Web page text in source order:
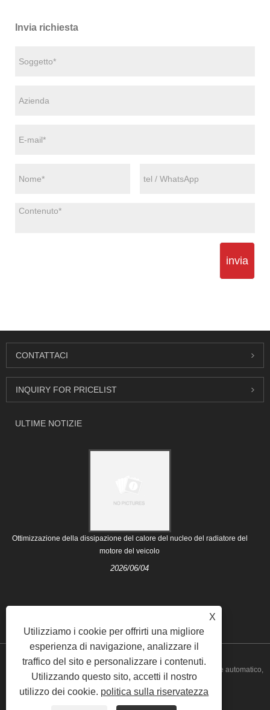
Invia richiesta
invia
CONTATTACI
INQUIRY FOR PRICELIST
ULTIME NOTIZIE
Ottimizzazione della dissipazione del calore del nucleo del radiatore del
motore del veicolo
2026/06/04
Copyright © 2021 Nanjing Majestic Auto Parts Co., Ltd. - Radiatore automatico,
sistema di raffreddamento - Tutti i diritti riservati.
X
Utilizziamo i cookie per offrirti una migliore
esperienza di navigazione, analizzare il
traffico del sito e personalizzare i contenuti.
Utilizzando questo sito, accetti il ​​nostro
utilizzo dei cookie. politica sulla riservatezza